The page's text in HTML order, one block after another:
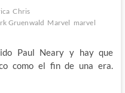
Chris
Gruenwald Marvel marvel
Paul Neary y hay que
como el fin de una era.